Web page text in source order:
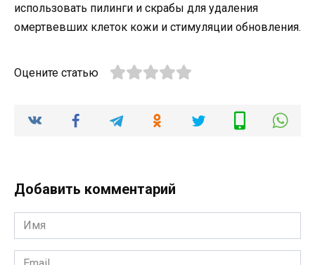
использовать пилинги и скрабы для удаления
омертвевших клеток кожи и стимуляции обновления.
Оцените статью
Добавить комментарий
Имя
*
Email